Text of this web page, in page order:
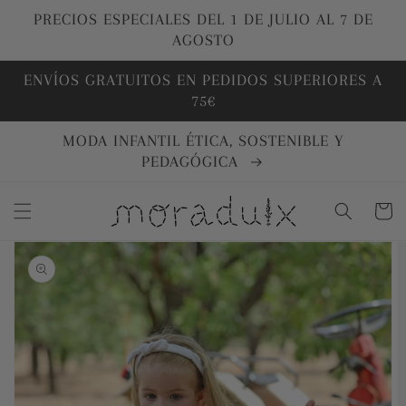
directamente
PRECIOS ESPECIALES DEL 1 DE JULIO AL 7 DE
AGOSTO
ENVÍOS GRATUITOS EN PEDIDOS SUPERIORES A
75€
MODA INFANTIL ÉTICA, SOSTENIBLE Y
PEDAGÓGICA
Carrito
directamente
a la
información